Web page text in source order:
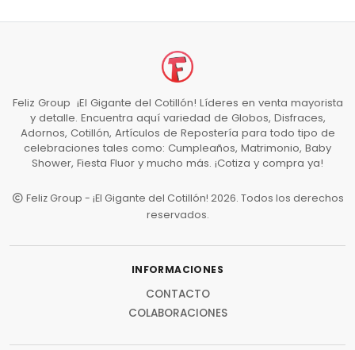
Feliz Group ¡El Gigante del Cotillón! Líderes en venta mayorista
y detalle. Encuentra aquí variedad de Globos, Disfraces,
Adornos, Cotillón, Artículos de Repostería para todo tipo de
celebraciones tales como: Cumpleaños, Matrimonio, Baby
Shower, Fiesta Fluor y mucho más. ¡Cotiza y compra ya!
Feliz Group - ¡El Gigante del Cotillón! 2026. Todos los derechos
reservados.
INFORMACIONES
CONTACTO
COLABORACIONES